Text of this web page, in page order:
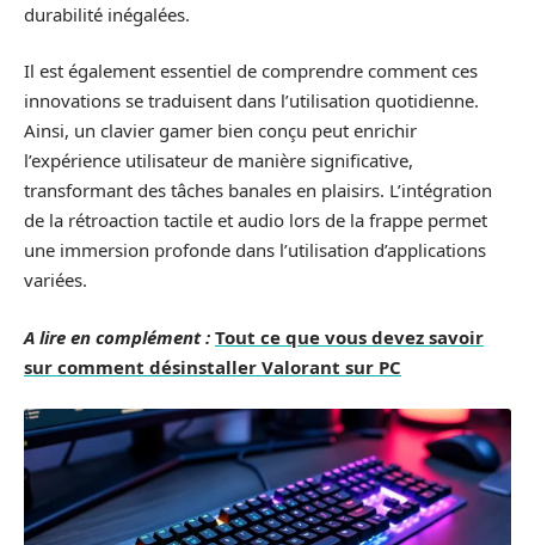
durabilité inégalées.
Il est également essentiel de comprendre comment ces
innovations se traduisent dans l’utilisation quotidienne.
Ainsi, un clavier gamer bien conçu peut enrichir
l’expérience utilisateur de manière significative,
transformant des tâches banales en plaisirs. L’intégration
de la rétroaction tactile et audio lors de la frappe permet
une immersion profonde dans l’utilisation d’applications
variées.
A lire en complément : Tout ce que vous devez savoir
sur comment désinstaller Valorant sur PC